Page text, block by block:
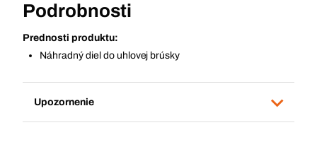
Podrobnosti
Prednosti produktu:
Náhradný diel do uhlovej brúsky
Upozornenie